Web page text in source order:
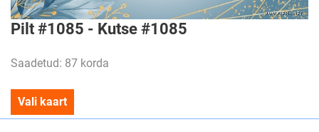
Pilt #1085 - Kutse #1085
Saadetud: 87 korda
Vali kaart